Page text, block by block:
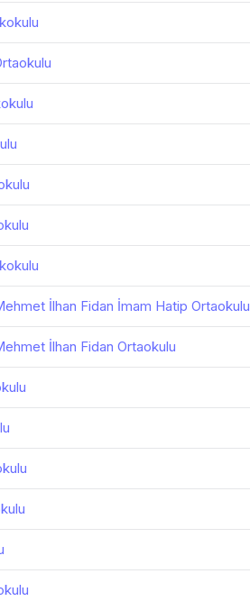
İlhan Fidan İmam Hatip Ortaokulu
İlhan Fidan Ortaokulu